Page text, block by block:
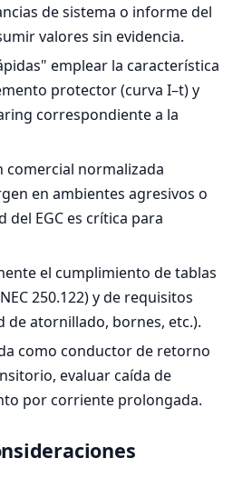
de sistema o informe del
valores sin evidencia.
emplear la característica
protector (curva I–t) y
correspondiente a la
comercial normalizada
en ambientes agresivos o
EGC es crítica para
el cumplimiento de tablas
250.122) y de requisitos
de atornillado, bornes, etc.).
como conductor de retorno
evaluar caída de
por corriente prolongada.